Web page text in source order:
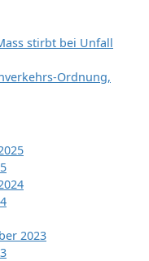
stirbt bei Unfall
Ordnung,
2023